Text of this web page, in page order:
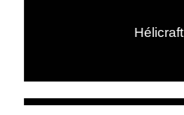
Hélicraft